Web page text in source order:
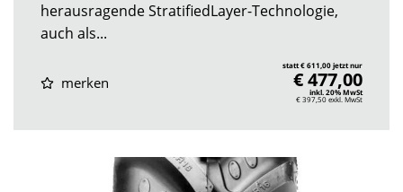
herausragende StratifiedLayer-Technologie,
auch als...
merken
statt € 611,00 jetzt nur
€ 477,00
inkl. 20% MwSt
€ 397,50exkl. MwSt